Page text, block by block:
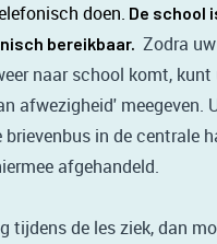
doen. De school
bereikbaar. Zodra uw
naar school komt, kunt
afwezigheid' meegeven.
brievenbus in de centrale
afgehandeld.
tijdens de les ziek, dan